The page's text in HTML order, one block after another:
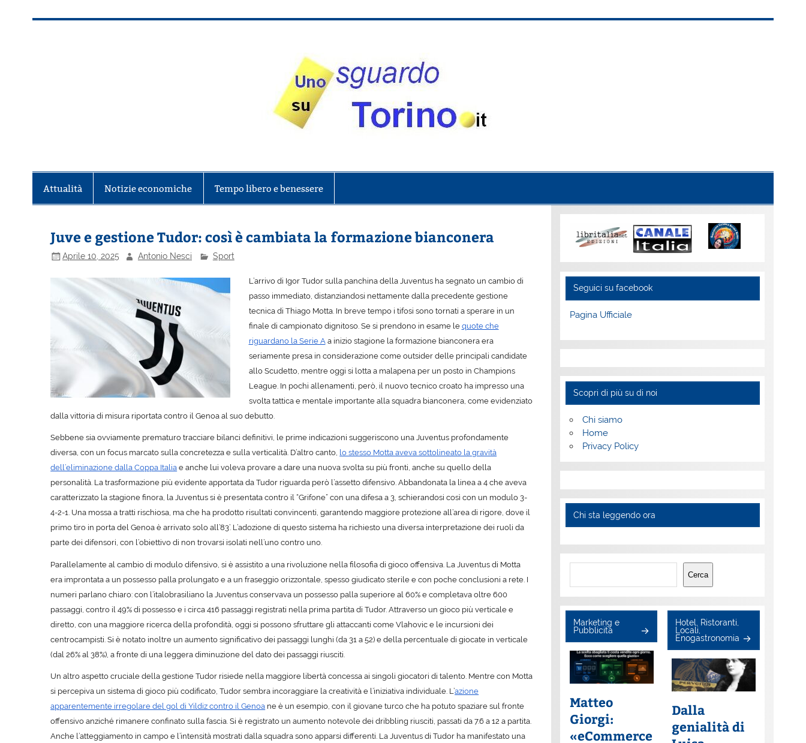
Attualità Notizie economiche Tempo libero e benessere
Juve e gestione Tudor: così è cambiata la formazione bianconera
Aprile 10, 2025 Antonio Nesci Sport
L’arrivo di Igor Tudorsulla panchina della Juventus ha segnato un cambio di
passo immediato, distanziandosi nettamente dalla precedente gestione
tecnica di Thiago Motta. In breve tempo i tifosi sono tornati a sperare in un
finale di campionato dignitoso. Se si prendono in esame le quote che
riguardano la Serie A a inizio stagione la formazione bianconera era
seriamente presa in considerazione come outsider delle principali candidate
allo Scudetto, mentre oggi si lotta a malapena per un posto in Champions
League. In pochi allenamenti, però, il nuovo tecnico croato ha impresso una
svolta tattica e mentale importante alla squadra bianconera, come evidenziato
dalla vittoria di misura riportata contro il Genoa al suo debutto.
Sebbene sia ovviamente prematuro tracciare bilanci definitivi, le prime indicazioni suggeriscono una Juventus profondamente
diversa, con un focus marcato sulla concretezza e sulla verticalità. D’altro canto, lo stesso Motta aveva sottolineato la gravità
dell’eliminazione dalla Coppa Italia e anche lui voleva provare a dare una nuova svolta su più fronti, anche su quello della
personalità. La trasformazione più evidente apportata da Tudor riguarda però l’assetto difensivo. Abbandonata la linea a 4 che aveva
caratterizzato la stagione finora, la Juventus si è presentata contro il “Grifone” con unadifesa a 3, schierandosi così con un modulo 3-
4-2-1. Una mossa a tratti rischiosa, ma che ha prodotto risultati convincenti, garantendo maggiore protezione all’area di rigore, dove il
primo tiro in porta del Genoa è arrivato solo all’83’. L’adozione di questo sistema ha richiesto una diversa interpretazione dei ruoli da
parte dei difensori, con l’obiettivo di non trovarsi isolati nell’uno contro uno.
Parallelamente al cambio di modulo difensivo, si è assistito a una rivoluzione nella filosofia di gioco offensiva . La Juventus di Motta
era improntata a un possesso palla prolungato e a un fraseggio orizzontale , spesso giudicato sterile e con poche conclusioni a rete. I
numeri parlano chiaro: con l’italobrasiliano la Juventus conservava un possesso palla superiore al 60% e completava oltre 600
passaggi, contro il 49% di possesso e i circa 416 passaggi registrati nella prima partita di Tudor. Attraverso ungioco più verticale e
diretto , con una maggiore ricerca della profondità, oggi si possono sfruttare gli attaccanti come Vlahovic e le incursioni dei
centrocampisti. Si è notato inoltre un aumento significativo dei passaggi lunghi (da 31 a 52) e della percentuale digiocate in verticale
(dal 26% al 38%), a fronte di una leggera diminuzione del dato dei passaggi riusciti.
Un altro aspetto cruciale della gestione Tudor risiede nella maggiore libertà concessa ai singoli giocatori di talento . Mentre con Motta
si percepiva un sistema di gioco più codificato, Tudor sembra incoraggiare la creatività e l’iniziativa individuale. L’azione
apparentemente irregolare del gol di Yildiz contro il Genoa ne è un esempio, con il giovane turco che ha potuto spaziare sul fronte
offensivo anziché rimanere confinato sulla fascia. Si è registrato un aumento notevole deidribbling riusciti , passati da 7.6 a 12 a partita.
Anche l’atteggiamento in campo e l’intensità mostrati dalla squadra sono apparsi differenti. La Juventus di Tudor ha manifestato una
Seguici su facebook
Pagina Ufficiale
Scopri di più su di noi
Chi siamo
Home
Privacy Policy
Chi sta leggendo ora
Cerca
Cerca
Marketing e
Pubblicità
Matteo
Giorgi:
«eCommerce
Hotel, Ristoranti,
Locali,
Enogastronomia
Dalla
genialità di